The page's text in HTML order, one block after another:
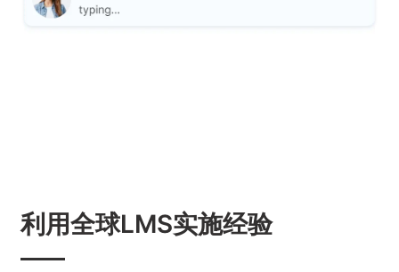
利用全球LMS实施经验